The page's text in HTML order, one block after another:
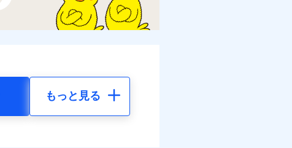
もっと見る